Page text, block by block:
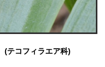
(テコフィラエア科)